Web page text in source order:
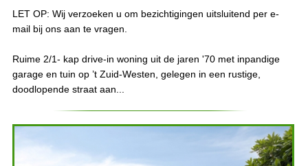
LET OP: Wij verzoeken u om bezichtigingen uitsluitend per e-
mail bij ons aan te vragen.
Ruime 2/1- kap drive-in woning uit de jaren '70 met inpandige
garage en tuin op ’t Zuid-Westen, gelegen in een rustige,
doodlopende straat aan...